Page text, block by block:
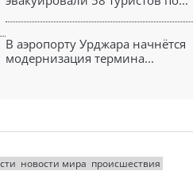
В аэропорту Урджара начнётся
модернизация термина...
новости мира происшествия